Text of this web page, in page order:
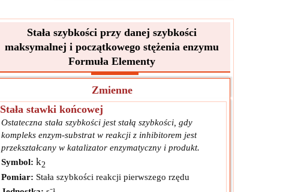
Stała szybkości przy danej szybkości
maksymalnej i początkowego stężenia enzymu
Formuła Elementy
Zmienne
Stała stawki końcowej
Ostateczna stała szybkości jest stałą szybkości, gdy
kompleks enzym-substrat w reakcji z inhibitorem jest
przekształcany w katalizator enzymatyczny i produkt.
Symbol: k2
Pomiar: Stała szybkości reakcji pierwszego rzędu